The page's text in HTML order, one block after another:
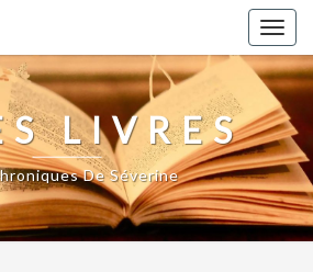
LIVRES
De Séverine